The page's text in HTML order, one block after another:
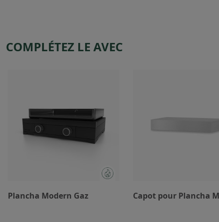
COMPLÉTEZ LE AVEC
Plancha Modern Gaz Capot pour Plancha